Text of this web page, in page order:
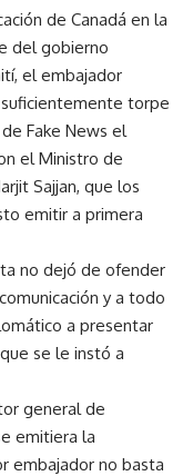
de Canadá en la
del gobierno
el embajador
torpe
Fake News el
el Ministro de
Sajjan, que los
emitir a primera
no dejó de ofender
y a todo
a presentar
se le instó a
general de
emitiera la
embajador no basta